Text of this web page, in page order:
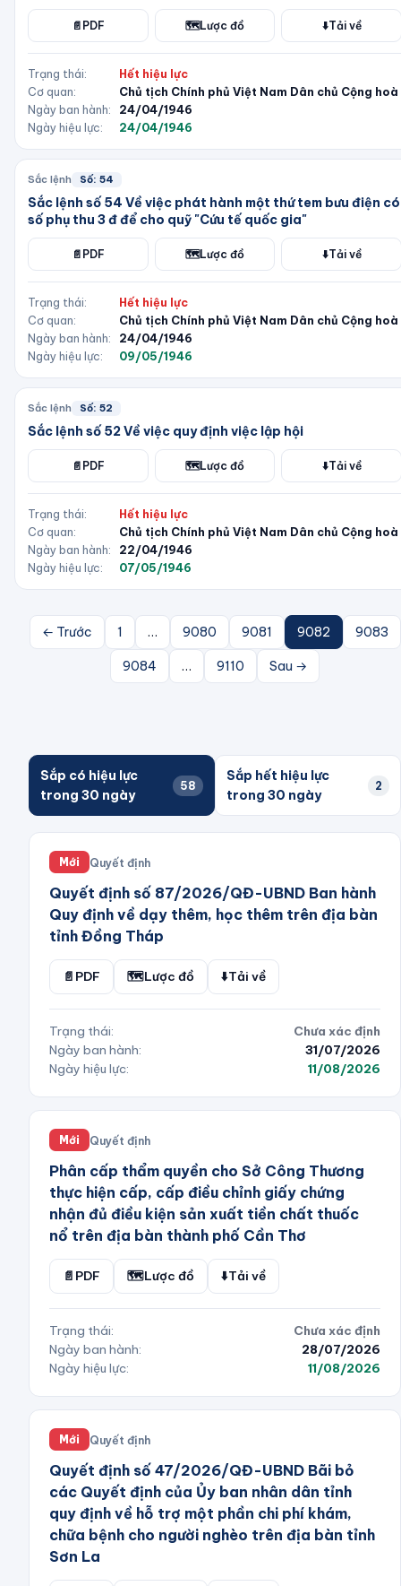
📄 PDF 🗺️Lược đồ ⬇️Tải về
Trạng thái:
Hết hiệu lực
Cơ quan:
Chủ tịch Chính phủ Việt Nam Dân chủ Cộng hoà
Ngày ban hành:
24/04/1946
Ngày hiệu lực:
24/04/1946
Sắc lệnh Số: 54
Sắc lệnh số 54 Về việc phát hành một thứ tem bưu điện có
số phụ thu 3 đ để cho quỹ "Cứu tế quốc gia"
📄 PDF 🗺️Lược đồ ⬇️Tải về
Trạng thái:
Hết hiệu lực
Cơ quan:
Chủ tịch Chính phủ Việt Nam Dân chủ Cộng hoà
Ngày ban hành:
24/04/1946
Ngày hiệu lực:
09/05/1946
Sắc lệnh Số: 52
Sắc lệnh số 52 Về việc quy định việc lập hội
📄 PDF 🗺️Lược đồ ⬇️Tải về
Trạng thái:
Hết hiệu lực
Cơ quan:
Chủ tịch Chính phủ Việt Nam Dân chủ Cộng hoà
Ngày ban hành:
22/04/1946
Ngày hiệu lực:
07/05/1946
← Trước 1 … 9080 9081 9082 9083
9084 … 9110 Sau →
Sắp có hiệu lực
trong 30 ngày
58
Sắp hết hiệu lực
trong 30 ngày
2
Mới Quyết định
Quyết định số 87/2026/QĐ-UBND Ban hành
Quy định về dạy thêm, học thêm trên địa bàn
tỉnh Đồng Tháp
📄 PDF 🗺️Lược đồ ⬇️Tải về
Trạng thái:
Chưa xác định
Ngày ban hành:
31/07/2026
Ngày hiệu lực:
11/08/2026
Mới Quyết định
Phân cấp thẩm quyền cho Sở Công Thương
thực hiện cấp, cấp điều chỉnh giấy chứng
nhận đủ điều kiện sản xuất tiền chất thuốc
nổ trên địa bàn thành phố Cần Thơ
📄 PDF 🗺️Lược đồ ⬇️Tải về
Trạng thái:
Chưa xác định
Ngày ban hành:
28/07/2026
Ngày hiệu lực:
11/08/2026
Mới Quyết định
Quyết định số 47/2026/QĐ-UBND Bãi bỏ
các Quyết định của Ủy ban nhân dân tỉnh
quy định về hỗ trợ một phần chi phí khám,
chữa bệnh cho người nghèo trên địa bàn tỉnh
Sơn La